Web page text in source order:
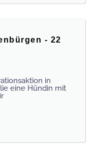
- 22
in
eine Hündin mit